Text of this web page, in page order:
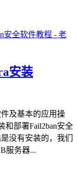
安装
件及基本的应用操
和部署Fail2ban安全
没有安装的，我们
服务器...